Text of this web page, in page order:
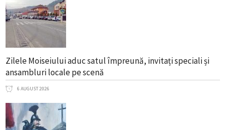
Zilele Moiseiului aduc satul împreună, invitați speciali și
ansambluri locale pe scenă
6 AUGUST 2026